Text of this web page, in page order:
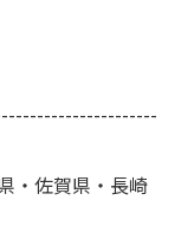
・佐賀県・長崎